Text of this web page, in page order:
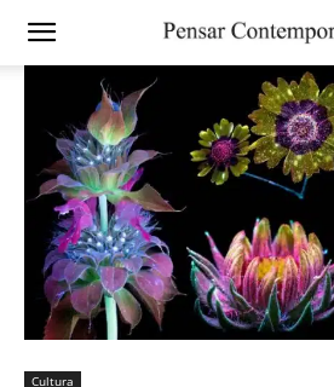
Cultura